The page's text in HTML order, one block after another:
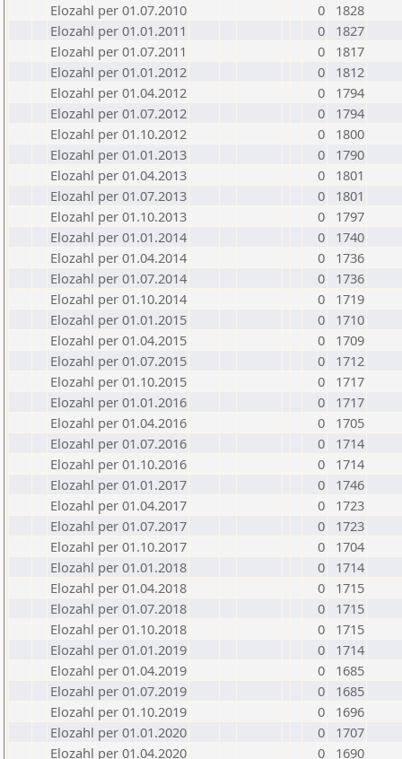
Elozahl per 01.07.2010
0
1828
Elozahl per 01.01.2011
0
1827
Elozahl per 01.07.2011
0
1817
Elozahl per 01.01.2012
0
1812
Elozahl per 01.04.2012
0
1794
Elozahl per 01.07.2012
0
1794
Elozahl per 01.10.2012
0
1800
Elozahl per 01.01.2013
0
1790
Elozahl per 01.04.2013
0
1801
Elozahl per 01.07.2013
0
1801
Elozahl per 01.10.2013
0
1797
Elozahl per 01.01.2014
0
1740
Elozahl per 01.04.2014
0
1736
Elozahl per 01.07.2014
0
1736
Elozahl per 01.10.2014
0
1719
Elozahl per 01.01.2015
0
1710
Elozahl per 01.04.2015
0
1709
Elozahl per 01.07.2015
0
1712
Elozahl per 01.10.2015
0
1717
Elozahl per 01.01.2016
0
1717
Elozahl per 01.04.2016
0
1705
Elozahl per 01.07.2016
0
1714
Elozahl per 01.10.2016
0
1714
Elozahl per 01.01.2017
0
1746
Elozahl per 01.04.2017
0
1723
Elozahl per 01.07.2017
0
1723
Elozahl per 01.10.2017
0
1704
Elozahl per 01.01.2018
0
1714
Elozahl per 01.04.2018
0
1715
Elozahl per 01.07.2018
0
1715
Elozahl per 01.10.2018
0
1715
Elozahl per 01.01.2019
0
1714
Elozahl per 01.04.2019
0
1685
Elozahl per 01.07.2019
0
1685
Elozahl per 01.10.2019
0
1696
Elozahl per 01.01.2020
0
1707
Elozahl per 01.04.2020
0
1690